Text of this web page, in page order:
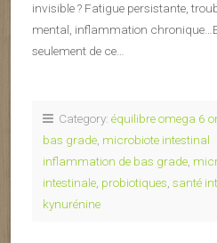
invisible ? Fatigue persistante,
mental, inflammation
seulement de ce…
Category: équilibre omega 6
bas grade microbiote intestinal
inflammation de bas grade
intestinale probiotiques santé
kynurénine